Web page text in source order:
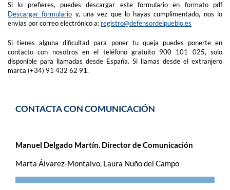
Si lo prefieres, puedes descargar este formulario en formato pdf
Descargar formulario y, una vez que lo hayas cumplimentado, nos lo
envías por correo electrónico a: registro@defensordelpueblo.es
Si tienes alguna dificultad para poner tu queja puedes ponerte en
contacto con nosotros en el teléfono gratuito 900 101 025, solo
disponible para llamadas desde España. Si llamas desde el extranjero
marca (+34) 91 432 62 91.
CONTACTA CON COMUNICACIÓN
Manuel Delgado Martín. Director de Comunicación
Marta Álvarez-Montalvo, Laura Nuño del Campo